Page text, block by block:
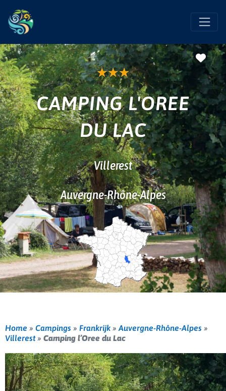
★★★
CAMPING L'OREE
DU LAC
Villerest
Auvergne-Rhône-Alpes
Home » Campings » Frankrijk » Auvergne-Rhône-Alpes »
Villerest» Camping l’Oree du Lac